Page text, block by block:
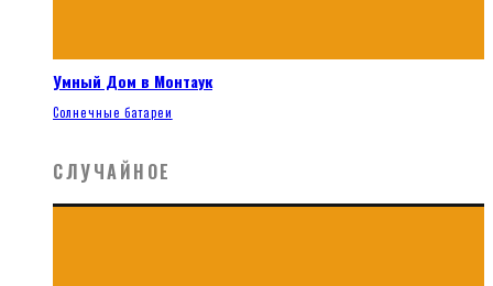
Умный Дом в Монтаук
Солнечные батареи
СЛУЧАЙНОЕ